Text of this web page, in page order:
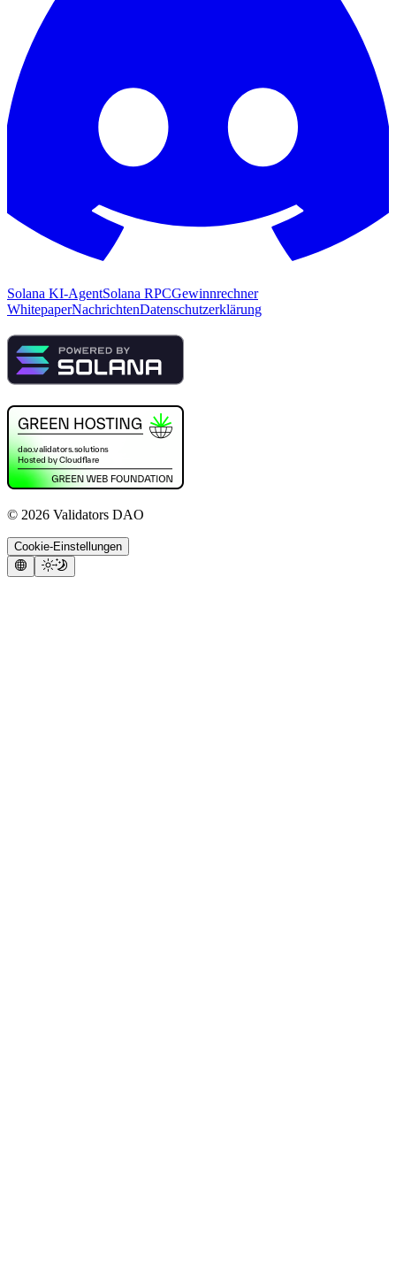
Solana KI-AgentSolana RPCGewinnrechner
WhitepaperNachrichtenDatenschutzerklärung
© 2026 Validators DAO
Cookie-Einstellungen